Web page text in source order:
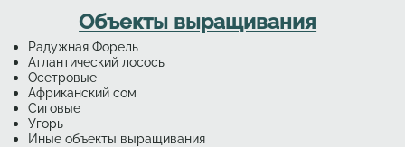
Объекты выращивания
Радужная Форель
Атлантический лосось
Осетровые
Африканский сом
Сиговые
Угорь
Иные объекты выращивания